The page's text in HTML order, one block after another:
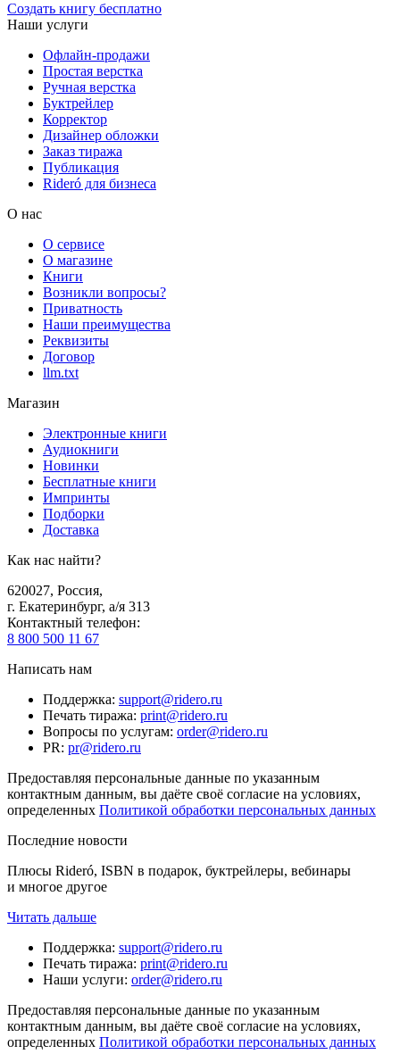
Создать книгу бесплатно
Наши услуги
Офлайн-продажи
Простая верстка
Ручная верстка
Буктрейлер
Корректор
Дизайнер обложки
Заказ тиража
Публикация
Rideró для бизнеса
О нас
О сервисе
О магазине
Книги
Возникли вопросы?
Приватность
Наши преимущества
Реквизиты
Договор
llm.txt
Магазин
Электронные книги
Аудиокниги
Новинки
Бесплатные книги
Импринты
Подборки
Доставка
Как нас найти?
620027, Россия,
г. Екатеринбург, а/я 313
Контактный телефон:
8 800 500 11 67
Написать нам
Поддержка: support@ridero.ru
Печать тиража: print@ridero.ru
Вопросы по услугам: order@ridero.ru
PR: pr@ridero.ru
Предоставляя персональные данные по указанным
контактным данным, вы даёте своё согласие на условиях,
определенных Политикой обработки персональных данных
Последние новости
Плюсы Rideró, ISBN в подарок, буктрейлеры, вебинары
и многое другое
Читать дальше
Поддержка: support@ridero.ru
Печать тиража: print@ridero.ru
Наши услуги: order@ridero.ru
Предоставляя персональные данные по указанным
контактным данным, вы даёте своё согласие на условиях,
определенных Политикой обработки персональных данных